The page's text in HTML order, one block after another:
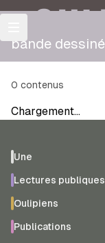
bande
0 contenus
Chargement…
Une
Lectures publiques
Oulipiens
Publications